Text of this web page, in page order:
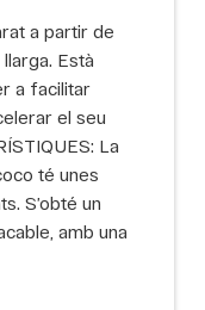
a partir de
Està
a facilitar
el seu
La
té unes
S’obté un
amb una